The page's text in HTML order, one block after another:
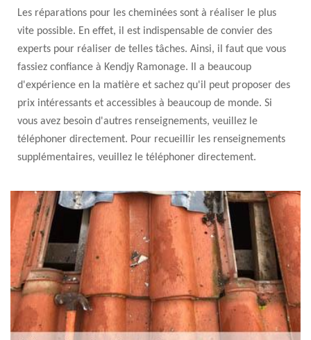
Les réparations pour les cheminées sont à réaliser le plus
vite possible. En effet, il est indispensable de convier des
experts pour réaliser de telles tâches. Ainsi, il faut que vous
fassiez confiance à Kendjy Ramonage. Il a beaucoup
d'expérience en la matière et sachez qu'il peut proposer des
prix intéressants et accessibles à beaucoup de monde. Si
vous avez besoin d'autres renseignements, veuillez le
téléphoner directement. Pour recueillir les renseignements
supplémentaires, veuillez le téléphoner directement.